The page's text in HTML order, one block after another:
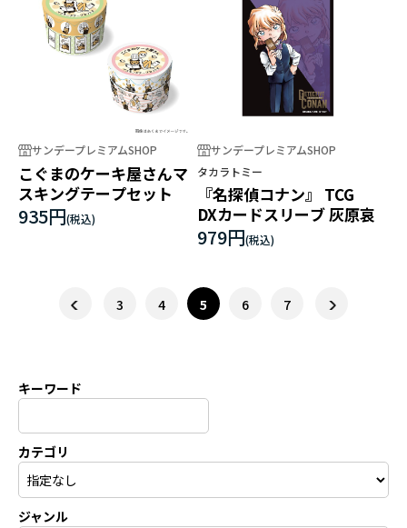
サンデープレミアムSHOP
こぐまのケーキ屋さんマ
スキングテープセット
935円
サンデープレミアムSHOP
タカラトミー
『名探偵コナン』 TCG
DXカードスリーブ 灰原哀
979円
3 4 5 6 7
キーワード
カテゴリ
ジャンル